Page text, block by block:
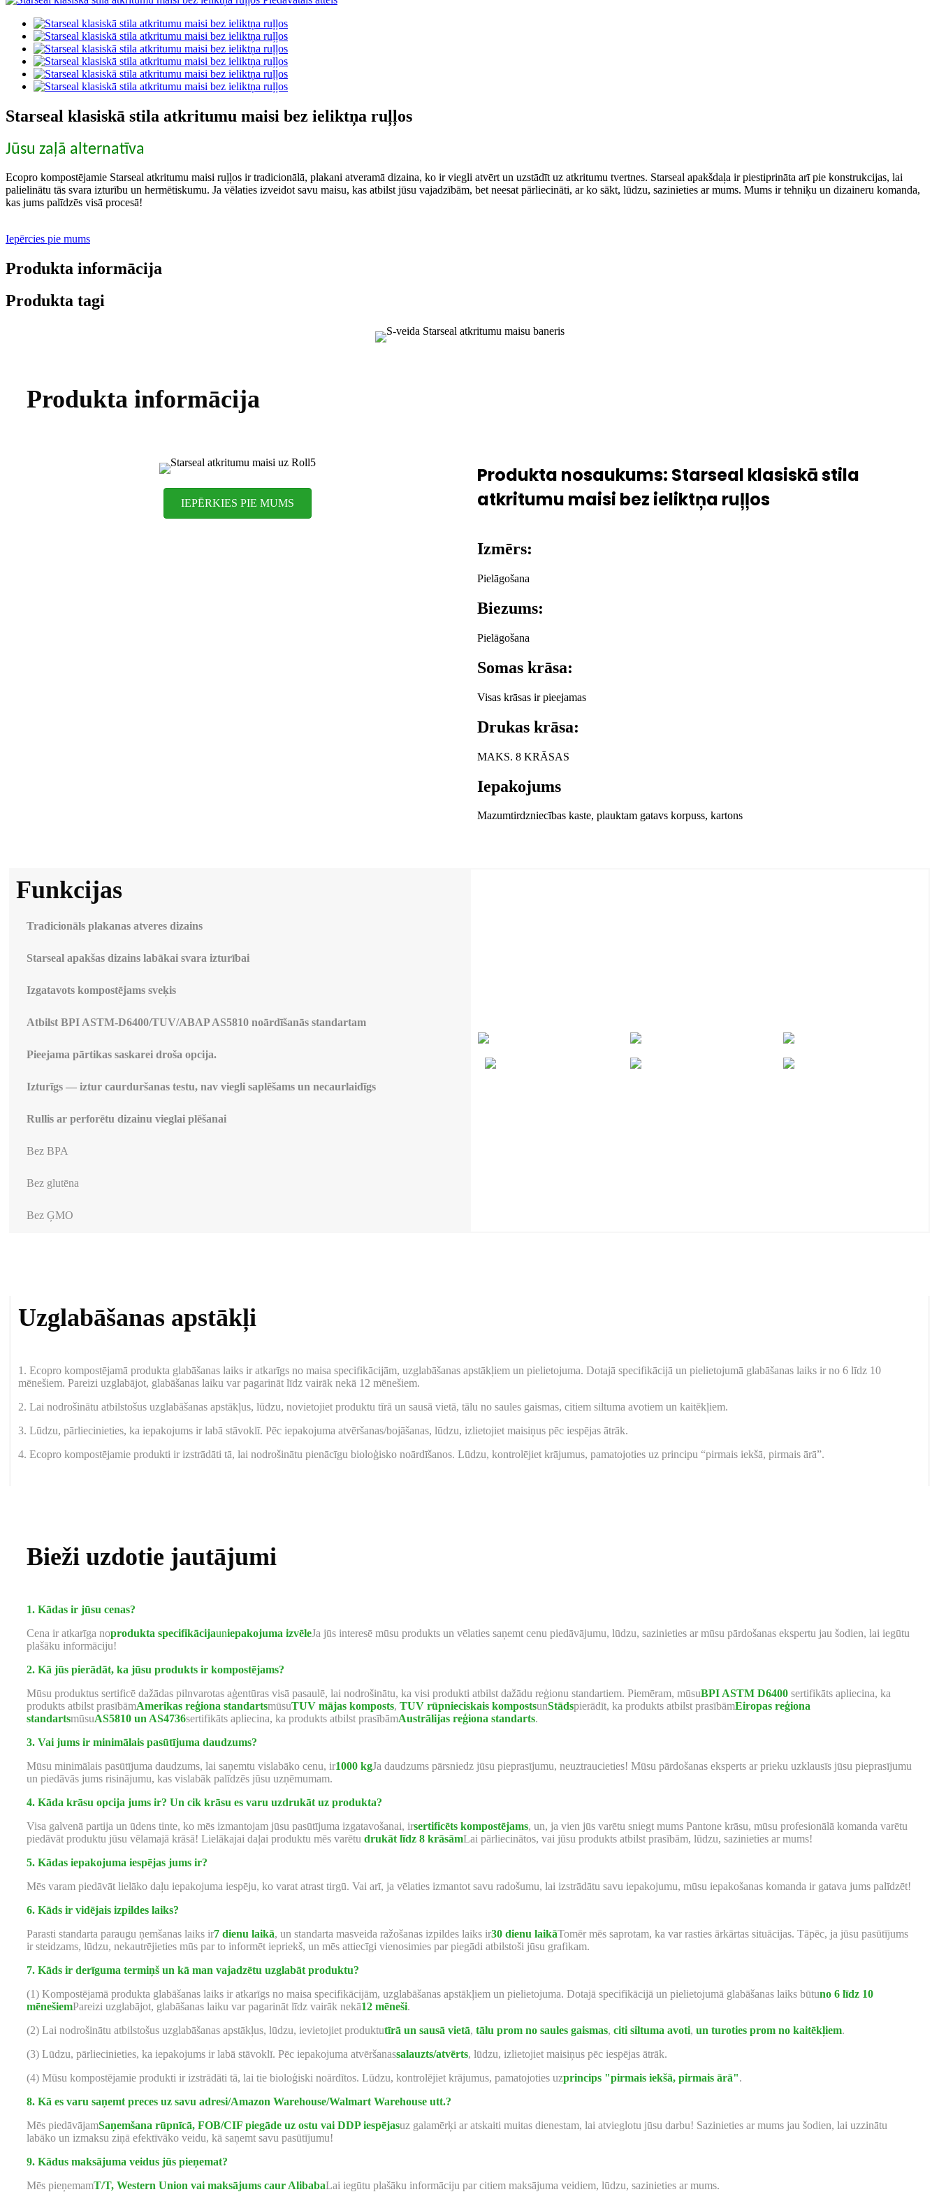
Starseal klasiskā stila atkritumu maisi bez ieliktņa ruļļos
Jūsu zaļā alternatīva
Ecopro kompostējamie Starseal atkritumu maisi ruļļos ir tradicionālā, plakani atveramā dizaina, ko ir viegli atvērt un uzstādīt uz atkritumu tvertnes. Starseal apakšdaļa ir piestiprināta arī pie konstrukcijas, lai
palielinātu tās svara izturību un hermētiskumu. Ja vēlaties izveidot savu maisu, kas atbilst jūsu vajadzībām, bet neesat pārliecināti, ar ko sākt, lūdzu, sazinieties ar mums. Mums ir tehniķu un dizaineru komanda,
kas jums palīdzēs visā procesā!
Iepērcies pie mums
Produkta informācija
Produkta tagi
Produkta informācija
IEPĒRKIES PIE MUMS
Produkta nosaukums: Starseal klasiskā stila
atkritumu maisi bez ieliktņa ruļļos
Izmērs:
Pielāgošana
Biezums:
Pielāgošana
Somas krāsa:
Visas krāsas ir pieejamas
Drukas krāsa:
MAKS. 8 KRĀSAS
Iepakojums
Mazumtirdzniecības kaste, plauktam gatavs korpuss, kartons
Funkcijas
Tradicionāls plakanas atveres dizains
Starseal apakšas dizains labākai svara izturībai
Izgatavots kompostējams sveķis
Atbilst BPI ASTM-D6400/TUV/ABAP AS5810 noārdīšanās standartam
Pieejama pārtikas saskarei droša opcija.
Izturīgs — iztur caurduršanas testu, nav viegli saplēšams un necaurlaidīgs
Rullis ar perforētu dizainu vieglai plēšanai
Bez BPA
Bez glutēna
Bez ĢMO
Uzglabāšanas apstākļi
1. Ecopro kompostējamā produkta glabāšanas laiks ir atkarīgs no maisa specifikācijām, uzglabāšanas apstākļiem un pielietojuma. Dotajā specifikācijā un pielietojumā glabāšanas laiks ir no 6 līdz 10
mēnešiem. Pareizi uzglabājot, glabāšanas laiku var pagarināt līdz vairāk nekā 12 mēnešiem.
2. Lai nodrošinātu atbilstošus uzglabāšanas apstākļus, lūdzu, novietojiet produktu tīrā un sausā vietā, tālu no saules gaismas, citiem siltuma avotiem un kaitēkļiem.
3. Lūdzu, pārliecinieties, ka iepakojums ir labā stāvoklī. Pēc iepakojuma atvēršanas/bojāšanas, lūdzu, izlietojiet maisiņus pēc iespējas ātrāk.
4. Ecopro kompostējamie produkti ir izstrādāti tā, lai nodrošinātu pienācīgu bioloģisko noārdīšanos. Lūdzu, kontrolējiet krājumus, pamatojoties uz principu “pirmais iekšā, pirmais ārā”.
Bieži uzdotie jautājumi
1. Kādas ir jūsu cenas?
Cena ir atkarīga noprodukta specifikācijauniepakojuma izvēleJa jūs interesē mūsu produkts un vēlaties saņemt cenu piedāvājumu, lūdzu, sazinieties ar mūsu pārdošanas ekspertu jau šodien, lai iegūtu
plašāku informāciju!
2. Kā jūs pierādāt, ka jūsu produkts ir kompostējams?
Mūsu produktus sertificē dažādas pilnvarotas aģentūras visā pasaulē, lai nodrošinātu, ka visi produkti atbilst dažādu reģionu standartiem. Piemēram, mūsuBPI ASTM D6400 sertifikāts apliecina, ka
produkts atbilst prasībāmAmerikas reģiona standartsmūsuTUV mājas komposts, TUV rūpnieciskais kompostsunStādspierādīt, ka produkts atbilst prasībāmEiropas reģiona
standartsmūsuAS5810 un AS4736sertifikāts apliecina, ka produkts atbilst prasībāmAustrālijas reģiona standarts.
3. Vai jums ir minimālais pasūtījuma daudzums?
Mūsu minimālais pasūtījuma daudzums, lai saņemtu vislabāko cenu, ir1000 kgJa daudzums pārsniedz jūsu pieprasījumu, neuztraucieties! Mūsu pārdošanas eksperts ar prieku uzklausīs jūsu pieprasījumu
un piedāvās jums risinājumu, kas vislabāk palīdzēs jūsu uzņēmumam.
4. Kāda krāsu opcija jums ir? Un cik krāsu es varu uzdrukāt uz produkta?
Visa galvenā partija un ūdens tinte, ko mēs izmantojam jūsu pasūtījuma izgatavošanai, irsertificēts kompostējams, un, ja vien jūs varētu sniegt mums Pantone krāsu, mūsu profesionālā komanda varētu
piedāvāt produktu jūsu vēlamajā krāsā! Lielākajai daļai produktu mēs varētu drukāt līdz 8 krāsāmLai pārliecinātos, vai jūsu produkts atbilst prasībām, lūdzu, sazinieties ar mums!
5. Kādas iepakojuma iespējas jums ir?
Mēs varam piedāvāt lielāko daļu iepakojuma iespēju, ko varat atrast tirgū. Vai arī, ja vēlaties izmantot savu radošumu, lai izstrādātu savu iepakojumu, mūsu iepakošanas komanda ir gatava jums palīdzēt!
6. Kāds ir vidējais izpildes laiks?
Parasti standarta paraugu ņemšanas laiks ir7 dienu laikā, un standarta masveida ražošanas izpildes laiks ir30 dienu laikāTomēr mēs saprotam, ka var rasties ārkārtas situācijas. Tāpēc, ja jūsu pasūtījums
ir steidzams, lūdzu, nekautrējieties mūs par to informēt iepriekš, un mēs attiecīgi vienosimies par piegādi atbilstoši jūsu grafikam.
7. Kāds ir derīguma termiņš un kā man vajadzētu uzglabāt produktu?
(1) Kompostējamā produkta glabāšanas laiks ir atkarīgs no maisa specifikācijām, uzglabāšanas apstākļiem un pielietojuma. Dotajā specifikācijā un pielietojumā glabāšanas laiks būtuno 6 līdz 10
mēnešiemPareizi uzglabājot, glabāšanas laiku var pagarināt līdz vairāk nekā12 mēneši.
(2) Lai nodrošinātu atbilstošus uzglabāšanas apstākļus, lūdzu, ievietojiet produktutīrā un sausā vietā, tālu prom no saules gaismas, citi siltuma avoti, un turoties prom no kaitēkļiem.
(3) Lūdzu, pārliecinieties, ka iepakojums ir labā stāvoklī. Pēc iepakojuma atvēršanassalauzts/atvērts, lūdzu, izlietojiet maisiņus pēc iespējas ātrāk.
(4) Mūsu kompostējamie produkti ir izstrādāti tā, lai tie bioloģiski noārdītos. Lūdzu, kontrolējiet krājumus, pamatojoties uzprincips "pirmais iekšā, pirmais ārā".
8. Kā es varu saņemt preces uz savu adresi/Amazon Warehouse/Walmart Warehouse utt.?
Mēs piedāvājamSaņemšana rūpnīcā, FOB/CIF piegāde uz ostu vai DDP iespējasuz galamērķi ar atskaiti muitas dienestam, lai atvieglotu jūsu darbu! Sazinieties ar mums jau šodien, lai uzzinātu
labāko un izmaksu ziņā efektīvāko veidu, kā saņemt savu pasūtījumu!
9. Kādus maksājuma veidus jūs pieņemat?
Mēs pieņemamT/T, Western Union vai maksājums caur AlibabaLai iegūtu plašāku informāciju par citiem maksājuma veidiem, lūdzu, sazinieties ar mums.